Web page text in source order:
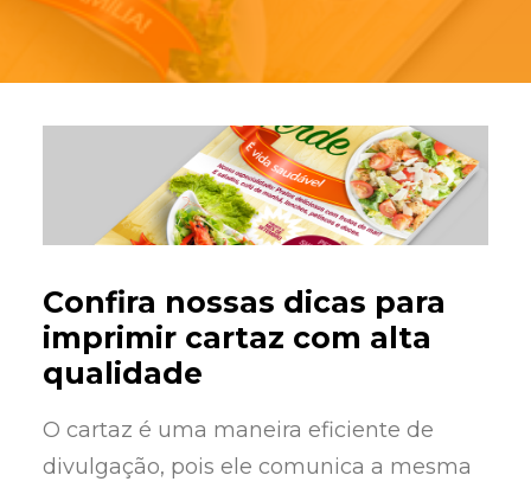
Confira nossas dicas para
imprimir cartaz com alta
qualidade
O cartaz é uma maneira eficiente de
divulgação, pois ele comunica a mesma